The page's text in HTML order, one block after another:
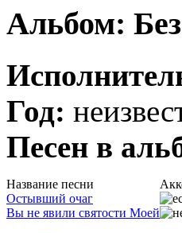
Альбом:
Год:
Песен в
Название песни
Остывший очаг
Вы не явили святости Моей